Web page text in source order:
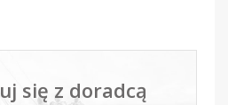
się z doradcą